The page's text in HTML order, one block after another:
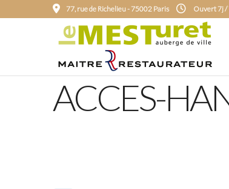
77, rue de Richelieu - 75002 Paris Ouvert 7j /
ACCES-